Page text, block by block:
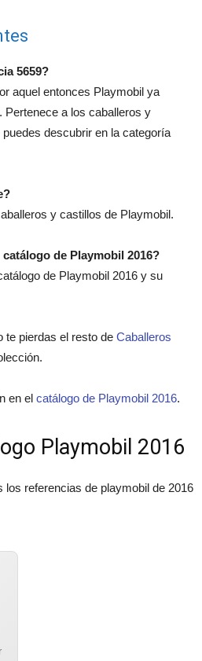
5659?
aquel entonces Playmobil ya
Pertenece a los caballeros y
descubrir en la categoría
y castillos de Playmobil.
de Playmobil 2016?
de Playmobil 2016 y su
te pierdas el resto de Caballeros
en el catálogo de Playmobil 2016.
Playmobil 2016
los referencias de playmobil de 2016